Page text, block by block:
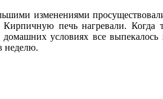
изменениями
печь нагревали. Когда
условиях все
неделю.